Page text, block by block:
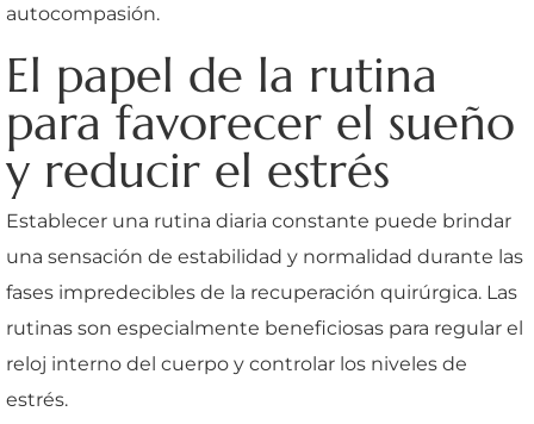
autocompasión.
El papel de la rutina
para favorecer el sueño
y reducir el estrés
Establecer una rutina diaria constante puede brindar
una sensación de estabilidad y normalidad durante las
fases impredecibles de la recuperación quirúrgica. Las
rutinas son especialmente beneficiosas para regular el
reloj interno del cuerpo y controlar los niveles de
estrés.